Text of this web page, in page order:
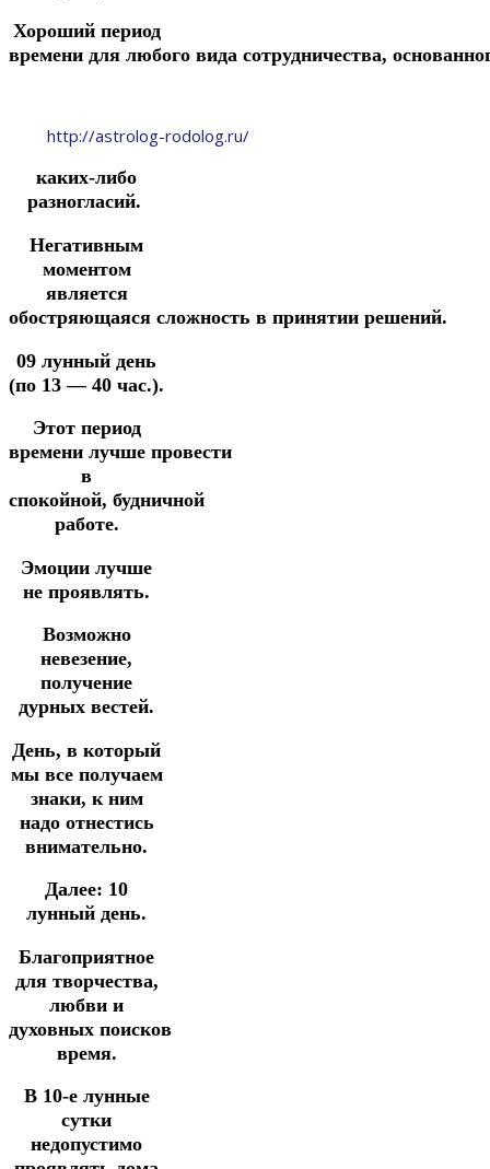
Хороший период
времени для любого вида сотрудничества,
http://astrolog-rodolog.ru/
каких-либо
разногласий.
Негативным
моментом
является
обостряющаяся сложность в принятии решений.
09 лунный день
(по 13 — 40 час.).
Этот период
времени лучше провести
в
спокойной, будничной
работе.
Эмоции лучше
не проявлять.
Возможно
невезение,
получение
дурных вестей.
День, в который
мы все получаем
знаки, к ним
надо отнестись
внимательно.
Далее: 10
лунный день.
Благоприятное
для творчества,
любви и
духовных поисков
время.
В 10-е лунные
сутки
недопустимо